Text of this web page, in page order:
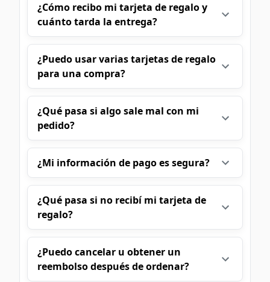
¿Cómo recibo mi tarjeta de regalo y
cuánto tarda la entrega?
¿Puedo usar varias tarjetas de regalo
para una compra?
¿Qué pasa si algo sale mal con mi
pedido?
¿Mi información de pago es segura?
¿Qué pasa si no recibí mi tarjeta de
regalo?
¿Puedo cancelar u obtener un
reembolso después de ordenar?